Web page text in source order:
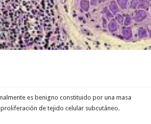
es benigno constituido por una masa
de tejido celular subcutáneo.